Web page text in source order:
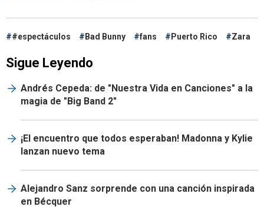
#espectáculos Bad Bunny fans Puerto Rico Zara
Sigue Leyendo
Andrés Cepeda: de "Nuestra Vida en Canciones" a la
magia de "Big Band 2"
¡El encuentro que todos esperaban! Madonna y Kylie
lanzan nuevo tema
Alejandro Sanz sorprende con una canción inspirada
en Bécquer